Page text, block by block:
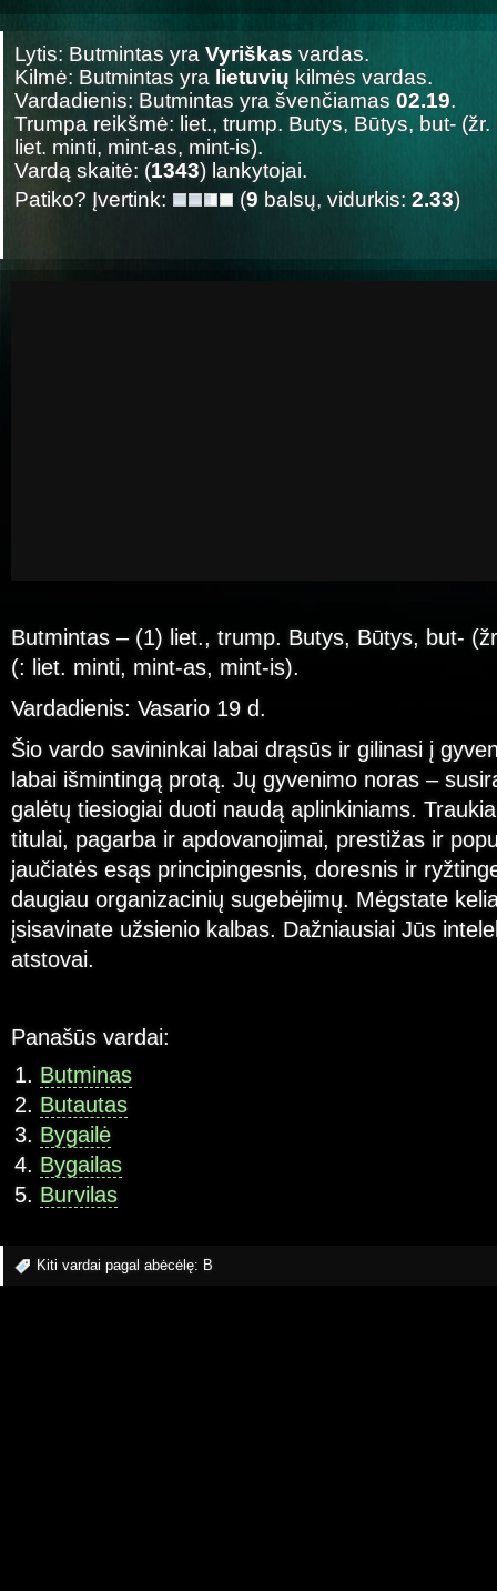
Lytis: Butmintas yra Vyriškas vardas.
Kilmė: Butmintas yra lietuvių kilmės vardas.
Vardadienis: Butmintas yra švenčiamas 02.19.
Trumpa reikšmė: liet., trump. Butys, Būtys, but-
liet. minti, mint-as, mint-is).
Vardą skaitė: (1343) lankytojai.
Patiko? Įvertink:
(9 balsų, vidurkis: 2.33)
Butmintas – (1) liet., trump. Butys, Būtys, but-
(: liet. minti, mint-as, mint-is).
Vardadienis: Vasario 19 d.
Šio vardo savininkai labai drąsūs ir gilinasi į
labai išmintingą protą. Jų gyvenimo noras –
galėtų tiesiogiai duoti naudą aplinkiniams.
titulai, pagarba ir apdovanojimai, prestižas ir
jaučiatės esąs principingesnis, doresnis ir
daugiau organizacinių sugebėjimų. Mėgstate
įsisavinate užsienio kalbas. Dažniausiai Jūs
atstovai.
Panašūs vardai:
Butminas
Butautas
Bygailė
Bygailas
Burvilas
Kiti vardai pagal abėcėlę: B